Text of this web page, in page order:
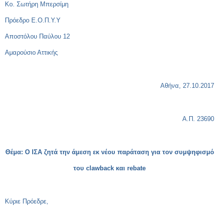
Κο. Σωτήρη Μπερσίμη
Πρόεδρο Ε.Ο.Π.Υ.Υ
Αποστόλου Παύλου 12
Αμαρούσιο Αττικής
Αθήνα, 27.10.2017
Α.Π. 23690
Θέμα: Ο ΙΣΑ ζητά την άμεση εκ νέου παράταση για τον συμψηφισμό
του clawback και rebate
Κύριε Πρόεδρε,